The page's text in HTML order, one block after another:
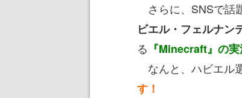
さらに、SNSで話
ビエル・フェルナン
る 『Minecraft』の
なんと、 ハビエル
す！